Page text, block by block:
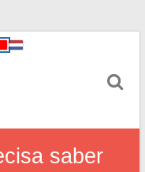
saber